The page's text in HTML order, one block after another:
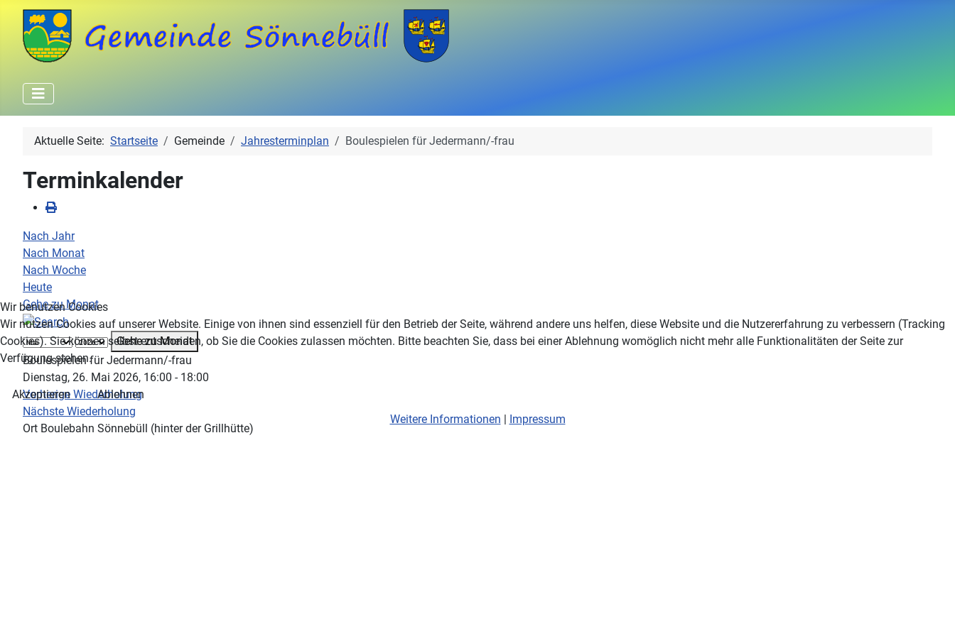
Aktuelle Seite: Startseite Gemeinde Jahresterminplan Boulespielen für Jedermann/-frau
Terminkalender
Nach Jahr
Nach Monat
Nach Woche
Heute
Gehe zu Monat
Gehe zu Monat
Boulespielen für Jedermann/-frau
Dienstag, 26. Mai 2026, 16:00 - 18:00
Vorherige Wiederholung
Nächste Wiederholung
Ort Boulebahn Sönnebüll (hinter der Grillhütte)
Wir benutzen Cookies
Wir nutzen Cookies auf unserer Website. Einige von ihnen sind essenziell für den Betrieb der Seite, während andere uns helfen, diese Website und die Nutzererfahrung zu verbessern (Tracking
Cookies). Sie können selbst entscheiden, ob Sie die Cookies zulassen möchten. Bitte beachten Sie, dass bei einer Ablehnung womöglich nicht mehr alle Funktionalitäten der Seite zur
Verfügung stehen.
Akzeptieren
Ablehnen
Weitere Informationen | Impressum